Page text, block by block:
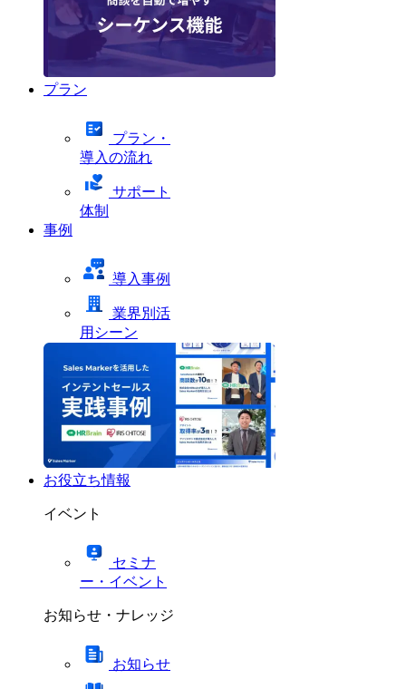
プラン
プラン・
導入の流れ
サポート
体制
事例
導入事例
業界別活
用シーン
お役立ち情報
イベント
セミナ
ー・イベント
お知らせ・ナレッジ
お知らせ